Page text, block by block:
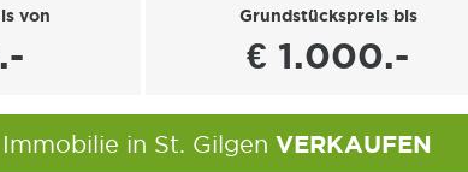
von Grundstückspreis bis
€ 1.000.-
Immobilie in St. Gilgen VERKAUFEN